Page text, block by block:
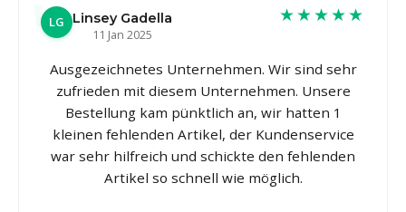
LG
Linsey Gadella
11 Jan 2025
★★★★★
Ausgezeichnetes Unternehmen. Wir sind sehr
zufrieden mit diesem Unternehmen. Unsere
Bestellung kam pünktlich an, wir hatten 1
kleinen fehlenden Artikel, der Kundenservice
war sehr hilfreich und schickte den fehlenden
Artikel so schnell wie möglich.